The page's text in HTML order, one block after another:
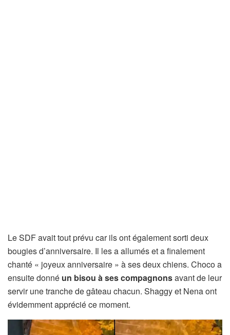
Le SDF avait tout prévu car ils ont également sorti deux
bougies d’anniversaire. Il les a allumés et a finalement
chanté « joyeux anniversaire » à ses deux chiens. Choco a
ensuite donné un bisou à ses compagnonsavant de leur
servir une tranche de gâteau chacun. Shaggy et Nena ont
évidemment apprécié ce moment.